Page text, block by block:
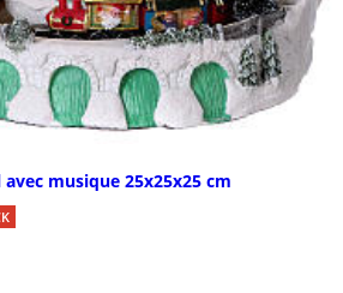
musique 25x25x25 cm